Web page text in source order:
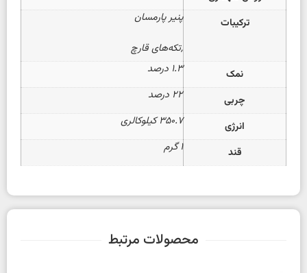
ترکیبات
پنیر پارمسان
,تکه‌های قارچ
نمک
۱.۳ درصد
چربی
۲۲ درصد
انرژی
۳۵۰.۷ کیلوکالری
قند
۱ گرم
محصولات مرتبط